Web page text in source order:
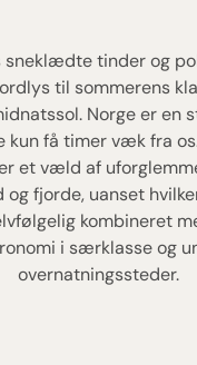
sneklædte tinder og
til sommerens
Norge er en
kun få timer væk fra
et væld af
og fjorde, uanset
kombineret
i særklasse og
overnatningssteder.